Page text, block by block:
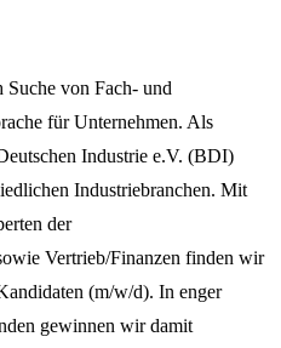
Suche von Fach- und
für Unternehmen. Als
Industrie e.V. (BDI)
Industriebranchen. Mit
der
Vertrieb/Finanzen finden wir
(m/w/d). In enger
gewinnen wir damit